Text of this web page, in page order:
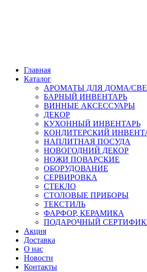
Главная
Каталог
АРОМАТЫ ДЛЯ ДОМА/
БАРНЫЙ ИНВЕНТАРЬ
ВИННЫЕ АКСЕССУАРЫ
ДЕКОР
КУХОННЫЙ ИНВЕНТАРЬ
КОНДИТЕРСКИЙ
НАПЛИТНАЯ ПОСУДА
НОВОГОДНИЙ ДЕКОР
НОЖИ ПОВАРСКИЕ
ОБОРУДОВАНИЕ
СЕРВИРОВКА
СТЕКЛО
СТОЛОВЫЕ ПРИБОРЫ
ТЕКСТИЛЬ
ФАРФОР, КЕРАМИКА
ПОДАРОЧНЫЙ
Акция
Доставка
О нас
Новости
Контакты